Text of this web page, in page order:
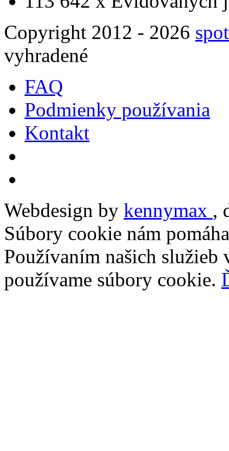
Copyright 2012 - 2026
vyhradené
FAQ
Podmienky používania
Kontakt
Webdesign by kennymax ,
Súbory cookie nám
Používaním našich služieb
používame súbory cookie.